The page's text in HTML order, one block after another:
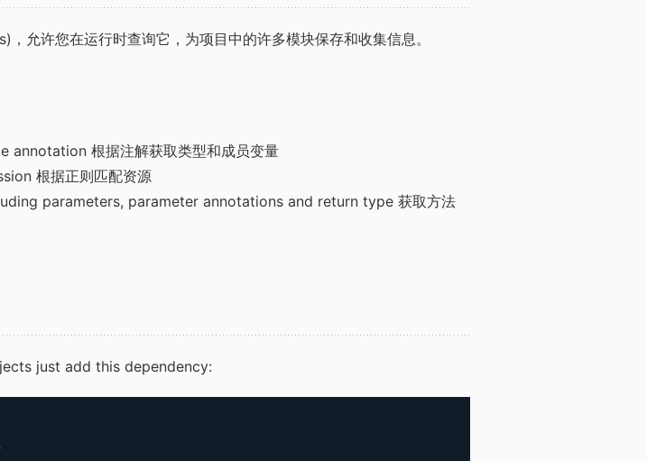
允许您在运行时查询它，为项目中的许多模块保存和收集信息。
根据注解获取类型和成员变量
根据正则匹配资源
parameters, parameter annotations and return type 获取方法
just add this dependency: